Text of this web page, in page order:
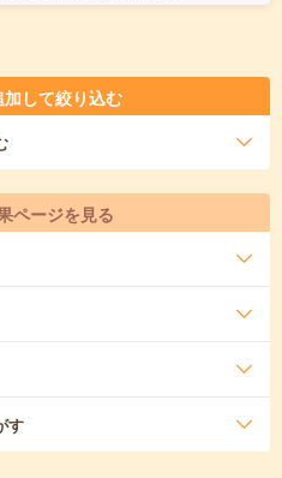
して絞り込む
ページを見る
す